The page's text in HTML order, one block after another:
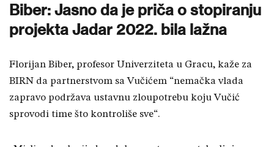
Biber: Jasno da je priča o stopiranju
projekta Jadar 2022. bila lažna
Florijan Biber, profesor Univerziteta u Gracu, kaže za
BIRN da partnerstvom sa Vučićem “nemačka vlada
zapravo podržava ustavnu zloupotrebu koju Vučić
sprovodi time što kontroliše sve“.